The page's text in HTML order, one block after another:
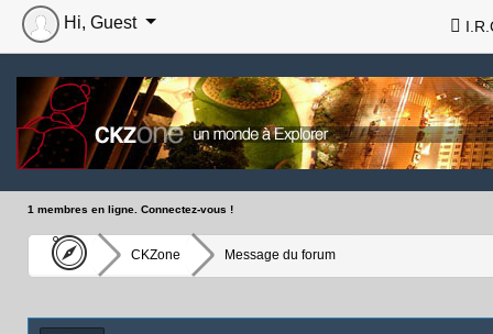
Hi, Guest
1 membres en ligne. Connectez-vous !
CKZone Message du forum